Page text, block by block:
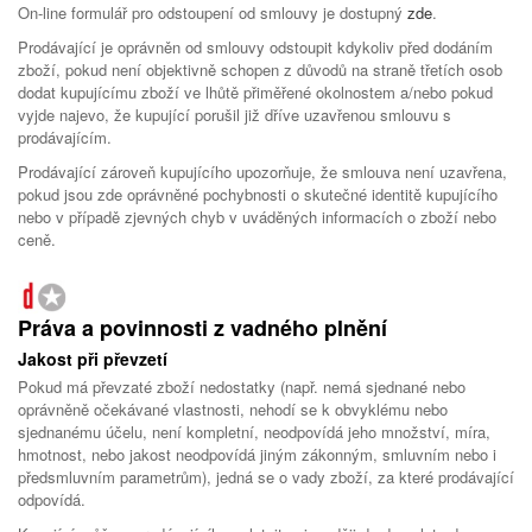
On-line formulář pro odstoupení od smlouvy je dostupný zde.
Prodávající je oprávněn od smlouvy odstoupit kdykoliv před dodáním
zboží, pokud není objektivně schopen z důvodů na straně třetích osob
dodat kupujícímu zboží ve lhůtě přiměřené okolnostem a/nebo pokud
vyjde najevo, že kupující porušil již dříve uzavřenou smlouvu s
prodávajícím.
Prodávající zároveň kupujícího upozorňuje, že smlouva není uzavřena,
pokud jsou zde oprávněné pochybnosti o skutečné identitě kupujícího
nebo v případě zjevných chyb v uváděných informacích o zboží nebo
ceně.
Práva a povinnosti z vadného plnění
Jakost při převzetí
Pokud má převzaté zboží nedostatky (např. nemá sjednané nebo
oprávněně očekávané vlastnosti, nehodí se k obvyklému nebo
sjednanému účelu, není kompletní, neodpovídá jeho množství, míra,
hmotnost, nebo jakost neodpovídá jiným zákonným, smluvním nebo i
předsmluvním parametrům), jedná se o vady zboží, za které prodávající
odpovídá.